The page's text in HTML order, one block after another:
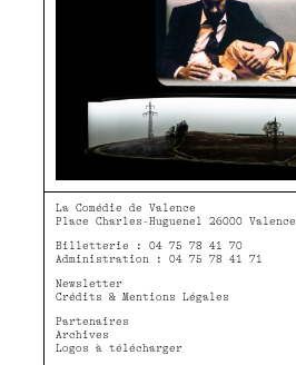
La Comédie de Valence
Place Charles-Huguenel 26000 Valence
Billetterie : 04 75 78 41 70
Administration : 04 75 78 41 71
Newsletter
Crédits & Mentions Légales
Partenaires
Archives
Logos à télécharger